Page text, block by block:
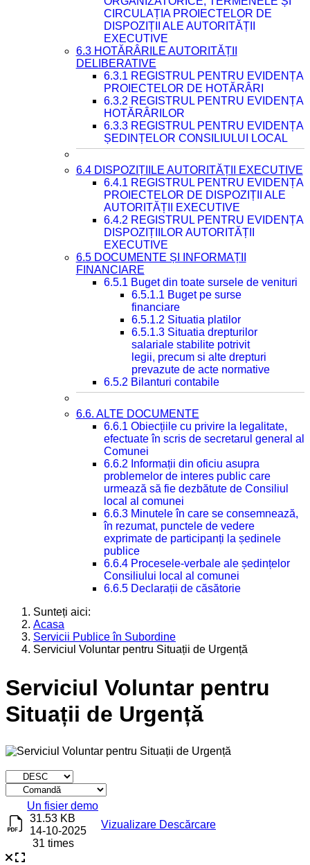
CIRCULAȚIA PROIECTELOR DE
DISPOZIȚII ALE AUTORITĂȚII
EXECUTIVE
6.3 HOTĂRÂRILE AUTORITĂȚII
DELIBERATIVE
6.3.1 REGISTRUL PENTRU EVIDENȚA
PROIECTELOR DE HOTĂRÂRI
6.3.2 REGISTRUL PENTRU EVIDENȚA
HOTĂRÂRILOR
6.3.3 REGISTRUL PENTRU EVIDENȚA
ȘEDINȚELOR CONSILIULUI LOCAL
6.4 DISPOZIȚIILE AUTORITĂȚII EXECUTIVE
6.4.1 REGISTRUL PENTRU EVIDENȚA
PROIECTELOR DE DISPOZIȚII ALE
AUTORITĂȚII EXECUTIVE
6.4.2 REGISTRUL PENTRU EVIDENȚA
DISPOZIȚIILOR AUTORITĂȚII
EXECUTIVE
6.5 DOCUMENTE ȘI INFORMAȚII
FINANCIARE
6.5.1 Buget din toate sursele de venituri
6.5.1.1 Buget pe surse
financiare
6.5.1.2 Situatia platilor
6.5.1.3 Situatia drepturilor
salariale stabilite potrivit
legii, precum si alte drepturi
prevazute de acte normative
6.5.2 Bilanturi contabile
6.6. ALTE DOCUMENTE
6.6.1 Obiecțiile cu privire la legalitate,
efectuate în scris de secretarul general al
Comunei
6.6.2 Informații din oficiu asupra
problemelor de interes public care
urmează să fie dezbătute de Consiliul
local al comunei
6.6.3 Minutele în care se consemnează,
în rezumat, punctele de vedere
exprimate de participanți la ședinele
publice
6.6.4 Procesele-verbale ale ședințelor
Consiliului local al comunei
6.6.5 Declarații de căsătorie
Sunteți aici:
Acasa
Servicii Publice în Subordine
Serviciul Voluntar pentru Situații de Urgență
Serviciul Voluntar pentru
Situații de Urgență
Titlu
Descărcare
Un fisier demo
31.53 KB
14-10-2025
31 times
Vizualizare Descărcare